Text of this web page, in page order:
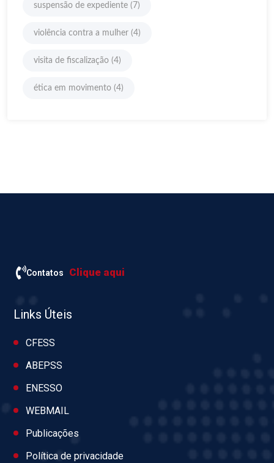
suspensão de expediente (7)
violência contra a mulher (4)
visita de fiscalização (4)
ética em movimento (4)
Contatos Clique aqui
Links Úteis
CFESS
ABEPSS
ENESSO
WEBMAIL
Publicações
Política de privacidade